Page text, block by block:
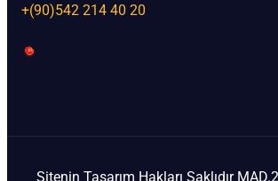
+(90)542 214 40 20
Sitenin Tasarım Hakları Saklıdır